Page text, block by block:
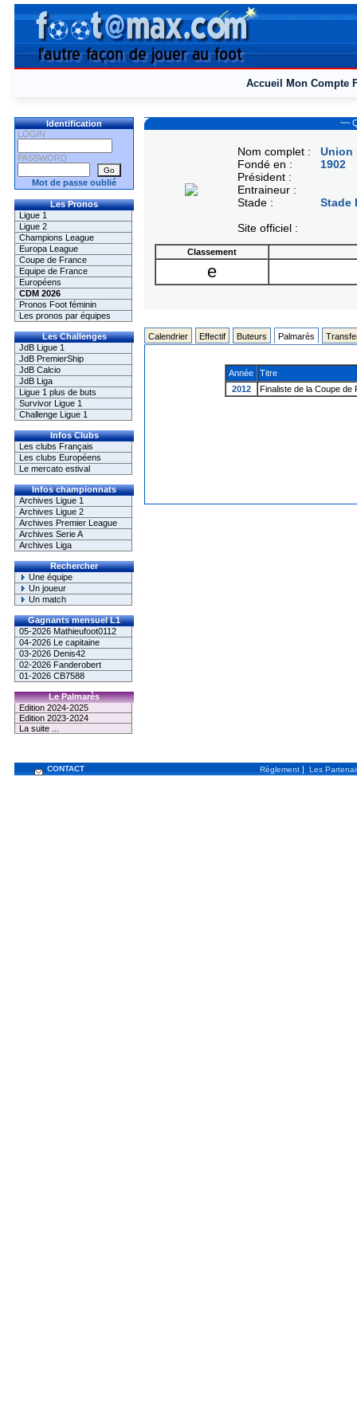
Accueil Mon Compte
Identification
LOGIN
PASSWORD
Mot de passe oublié
Les Pronos
Ligue 1
Ligue 2
Champions League
Europa League
Coupe de France
Equipe de France
Européens
CDM 2026
Pronos Foot féminin
Les pronos par équipes
Les Challenges
JdB Ligue 1
JdB PremierShip
JdB Calcio
JdB Liga
Ligue 1 plus de buts
Survivor Ligue 1
Challenge Ligue 1
Infos Clubs
Les clubs Français
Les clubs Européens
Le mercato estival
Infos championnats
Archives Ligue 1
Archives Ligue 2
Archives Premier League
Archives Serie A
Archives Liga
Rechercher
Une équipe
Un joueur
Un match
Gagnants mensuel L1
05-2026 Mathieufoot0112
04-2026 Le capitaine
03-2026 Denis42
02-2026 Fanderobert
01-2026 CB7588
Le Palmarès
Edition 2024-2025
Edition 2023-2024
La suite ...
~~
Nom complet :
Fondé en :
Président :
Entraineur :
Stade :
Site officiel :
Union
1902
Stade
Classement
e
Calendrier Effectif Buteurs Palmarès
Année
Titre
2012
Finaliste de la Coupe de
CONTACT Règlement | Les